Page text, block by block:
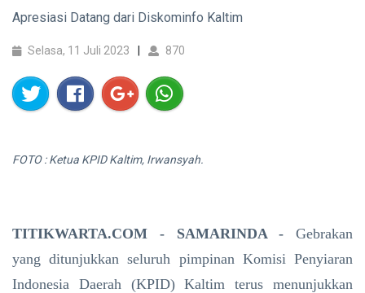
Apresiasi Datang dari Diskominfo Kaltim
Selasa, 11 Juli 2023 870
FOTO : Ketua KPID Kaltim, Irwansyah.
TITIKWARTA.COM - SAMARINDA - Gebrakan
yang ditunjukkan seluruh pimpinan Komisi Penyiaran
Indonesia Daerah (KPID) Kaltim terus menunjukkan